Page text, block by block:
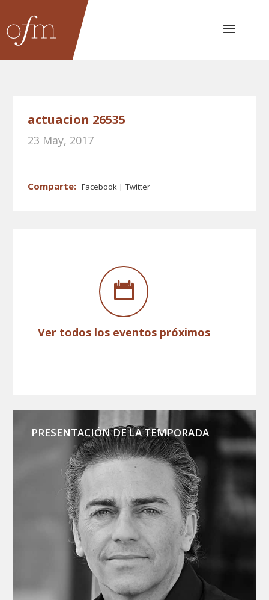
actuacion 26535
23 May, 2017
Facebook Twitter
Ver todos los eventos próximos
PRESENTACIÓN DE LA TEMPORADA